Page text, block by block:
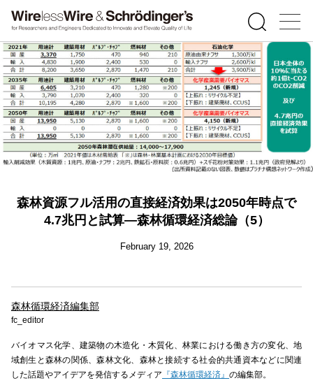
森林資源フル活用の直接経済効果は2050年時点で
4.7兆円と試算―森林循環経済総論（5）
February 19, 2026
森林循環経済編集部
fc_editor
バイオマス化学、建築物の木造化・木質化、林業における働き方の変化、地
域創生と森林の関係、森林文化、森林と接続する社会的共通資本などに関連
した話題やアイデアを発信するメディア 『森林循環経済』 の編集部。